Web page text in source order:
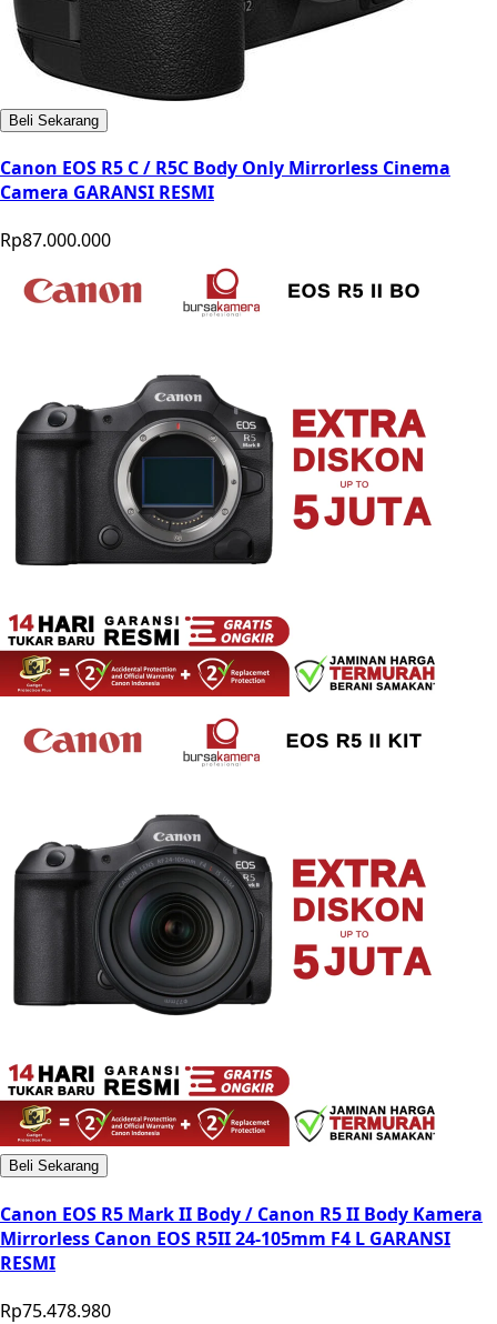
Beli Sekarang
Canon EOS R5 C / R5C Body Only Mirrorless Cinema
Camera GARANSI RESMI
Rp87.000.000
Beli Sekarang
Canon EOS R5 Mark II Body / Canon R5 II Body Kamera
Mirrorless Canon EOS R5II 24-105mm F4 L GARANSI
RESMI
Rp75.478.980